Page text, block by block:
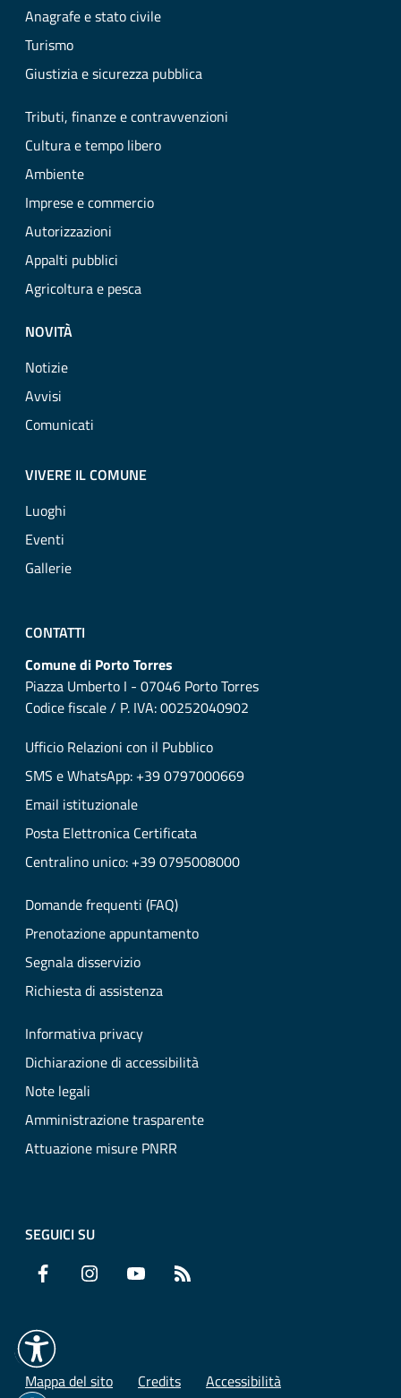
Anagrafe e stato civile
Turismo
Giustizia e sicurezza pubblica
Tributi, finanze e contravvenzioni
Cultura e tempo libero
Ambiente
Imprese e commercio
Autorizzazioni
Appalti pubblici
Agricoltura e pesca
NOVITÀ
Notizie
Avvisi
Comunicati
VIVERE IL COMUNE
Luoghi
Eventi
Gallerie
CONTATTI
Comune di Porto Torres
Piazza Umberto I - 07046 Porto Torres
Codice fiscale / P. IVA: 00252040902
Ufficio Relazioni con il Pubblico
SMS e WhatsApp: +39 0797000669
Email istituzionale
Posta Elettronica Certificata
Centralino unico: +39 0795008000
Domande frequenti (FAQ)
Prenotazione appuntamento
Segnala disservizio
Richiesta di assistenza
Informativa privacy
Dichiarazione di accessibilità
Note legali
Amministrazione trasparente
Attuazione misure PNRR
SEGUICI SU
Facebook Instagram YouTube
Mappa del sito Credits Accessibilità